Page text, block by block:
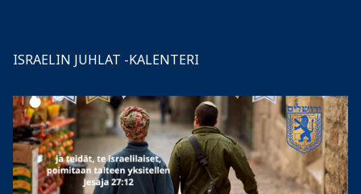
ISRAELIN JUHLAT -KALENTERI